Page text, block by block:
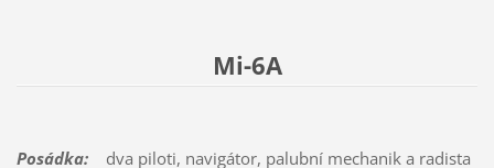
Mi-6A
Posádka:dva piloti, navigátor, palubní mechanik a radista